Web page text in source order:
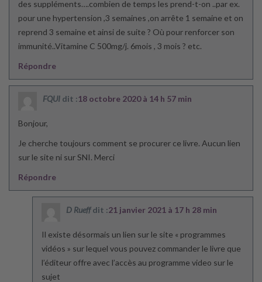
des suppléments….combien de temps les prend-t-on ..par ex.
pour une hypertension ,3 semaines ,on arrête 1 semaine et on
reprend 3 semaine et ainsi de suite ? Où pour renforcer son
immunité..Vitamine C 500mg/j. 6mois , 3 mois ? etc.
Répondre
FQUI dit :18 octobre 2020 à 14 h 57 min
Bonjour,
Je cherche toujours comment se procurer ce livre. Aucun lien
sur le site ni sur SNI. Merci
Répondre
D Rueff dit :21 janvier 2021 à 17 h 28 min
Il existe désormais un lien sur le site « programmes
vidéos » sur lequel vous pouvez commander le livre que
l’éditeur offre avec l’accès au programme video sur le
sujet